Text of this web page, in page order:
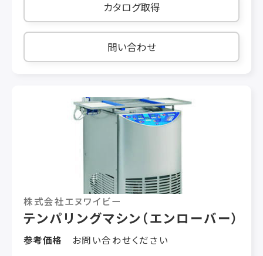
た。サニタリー性にも優れ、本体の水洗いができ
衛生的です。さらに、オプションや後続機も続々登
場。火星人で生産した食品に、ナッツなど粒状固
形物を供給する「スマートソリッドフィーダー」や、
アップに対応した多数のオプションを取りそろえ
ています。 「生産個数、外皮材・内包材重量」など
を高め、簡単にお望みの条件で生産を行うことが
できます。また、100種類の製品データを記憶でき
ますので、登録した製品はボタンひとつで呼び出
せます。 生地送り機構（整流器）にサイクロイド式
を採用 チョコチップクッキーや豆大福などの粒
状素材入りの生地が安定して淀みなく吐出され
カタログ取得
問い合わせ
株式会社エヌワイビー
テンパリングマシン（エンローバー）
参考価格
お問い合わせください